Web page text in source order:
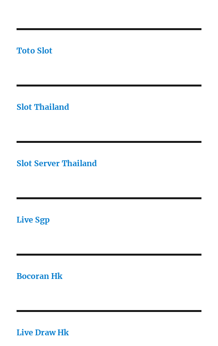
Toto Slot
Slot Thailand
Slot Server Thailand
Live Sgp
Bocoran Hk
Live Draw Hk